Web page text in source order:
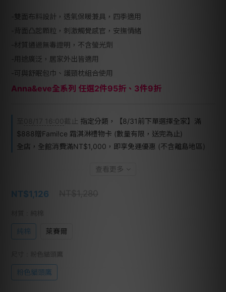
-雙面布料設計，透氣保暖兼具，四季適用
-背面凸起顆粒，刺激觸覺感官，安撫情緒
-材質通過無毒證明，不含螢光劑
-用途廣泛，居家外出皆適用
-可與舒眠包巾、護頸枕組合使用
Anna&eve全系列 任選2件95折、3件9折
08/17 16:00截止 指定分類，【8/31前下單選擇全家】滿
$888贈Fami!ce 霜淇淋禮物卡 (數量有限，送完為止)
全店，全館消費滿NT$1,000，即享免運優惠 (不含離島地區)
查看更多
NT$1,280
NT$1,126
純棉 萊賽爾
: 粉色貓頭鷹
粉色貓頭鷹